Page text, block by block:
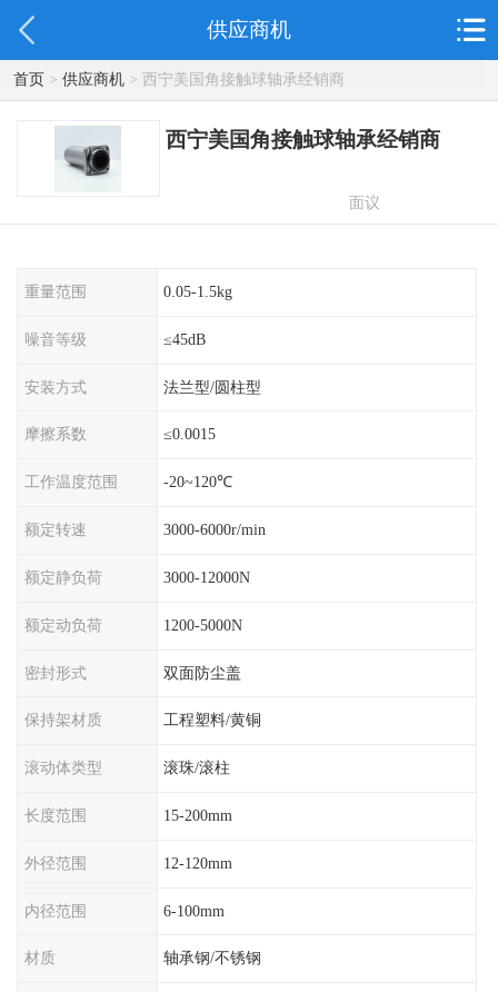
供应商机
首页> 供应商机> 西宁美国角接触球轴承经销商
西宁美国角接触球轴承经销商
面议
重量范围 0.05-1.5kg
噪音等级 ≤45dB
安装方式 法兰型/圆柱型
摩擦系数 ≤0.0015
工作温度范围 -20~120℃
额定转速 3000-6000r/min
额定静负荷 3000-12000N
额定动负荷 1200-5000N
密封形式 双面防尘盖
保持架材质 工程塑料/黄铜
滚动体类型 滚珠/滚柱
长度范围 15-200mm
外径范围 12-120mm
内径范围 6-100mm
材质 轴承钢/不锈钢